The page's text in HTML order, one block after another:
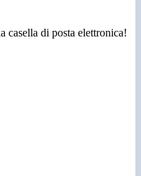
casella di posta elettronica!